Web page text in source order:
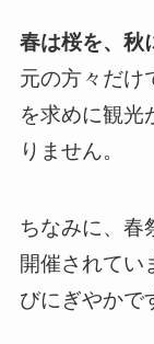
春は桜を、秋
元の方々だけ
を求めに観光
りません。
ちなみに、春
開催されてい
びにぎやかで